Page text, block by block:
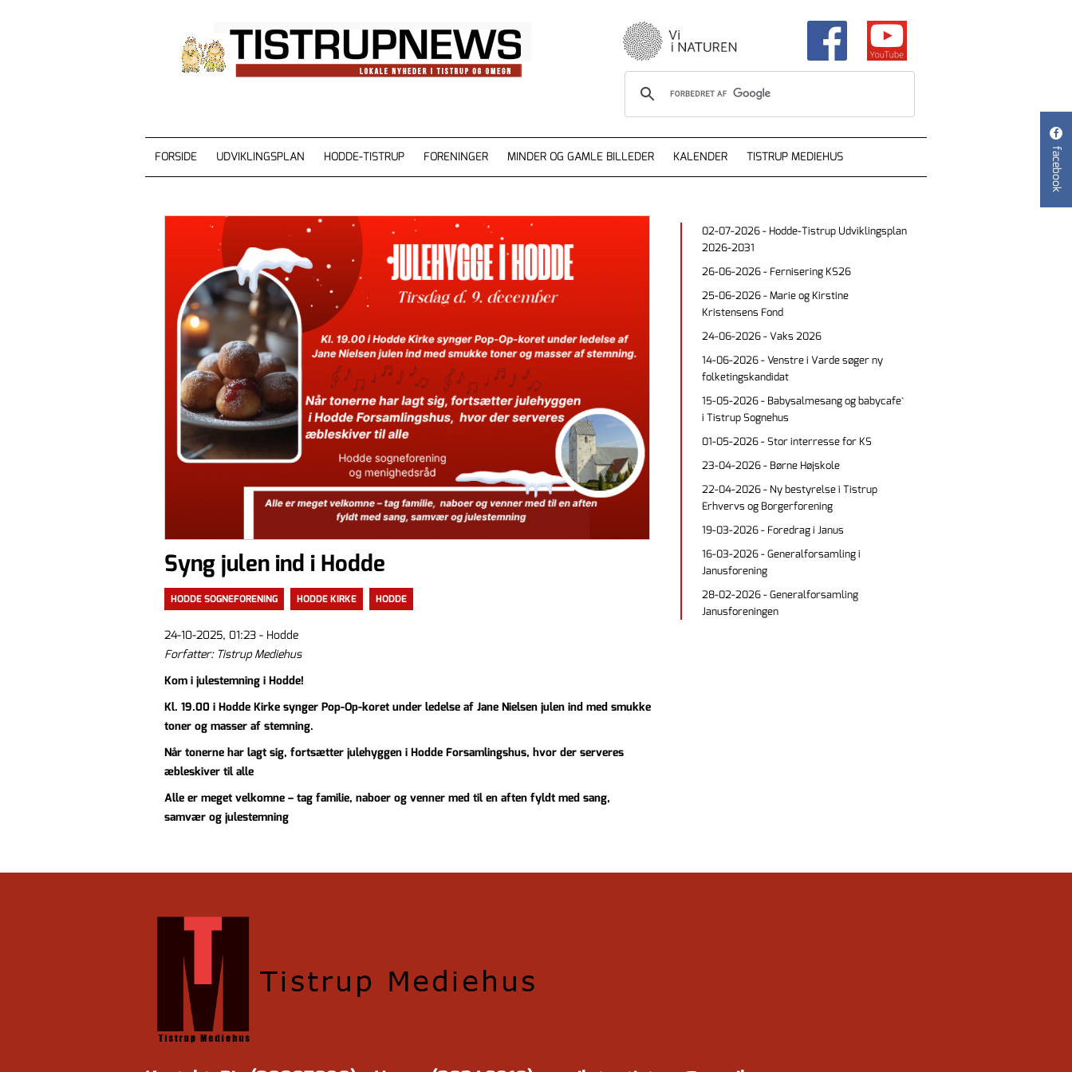
FORSIDE UDVIKLINGSPLAN HODDE-TISTRUP FORENINGER MINDER OG GAMLE BILLEDER KALENDER TISTRUP MEDIEHUS
Syng julen ind i Hodde
HODDE SOGNEFORENING HODDE KIRKE HODDE
24-10-2025, 01:23 - Hodde
Forfatter: Tistrup Mediehus
Kom i julestemning i Hodde!
Kl. 19.00 i Hodde Kirke synger Pop-Op-koret under ledelse af Jane Nielsen julen ind med smukke
toner og masser af stemning.
Når tonerne har lagt sig, fortsætter julehyggen i Hodde Forsamlingshus, hvor der serveres
æbleskiver til alle
Alle er meget velkomne – tag familie, naboer og venner med til en aften fyldt med sang,
samvær og julestemning
02-07-2026 - Hodde-Tistrup Udviklingsplan
2026-2031
26-06-2026 - Fernisering KS26
25-06-2026 - Marie og Kirstine
Kristensens Fond
24-06-2026 - Vaks 2026
14-06-2026 - Venstre i Varde søger ny
folketingskandidat
15-05-2026 - Babysalmesang og babycafe`
i Tistrup Sognehus
01-05-2026 - Stor interresse for KS
23-04-2026 - Børne Højskole
22-04-2026 - Ny bestyrelse i Tistrup
Erhvervs og Borgerforening
19-03-2026 - Foredrag i Janus
16-03-2026 - Generalforsamling i
Janusforening
28-02-2026 - Generalforsamling
Janusforeningen

facebook